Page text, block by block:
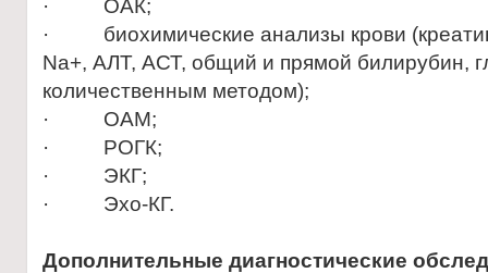
· ОАК;
· биохимические анализы крови
Na+, АЛТ, АСТ, общий и прямой билирубин,
количественным методом);
· ОАМ;
· РОГК;
· ЭКГ;
· Эхо-КГ.
Дополнительные диагностические